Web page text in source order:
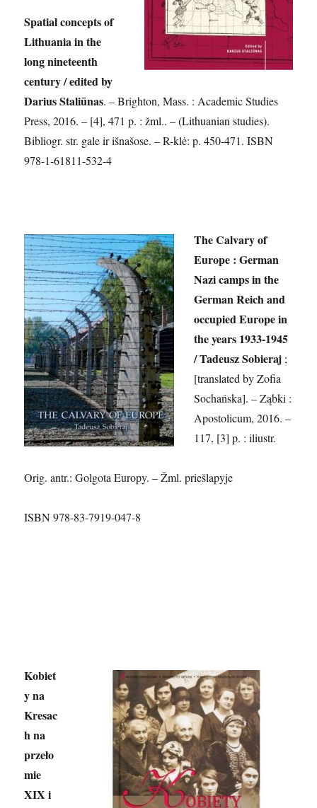
Spatial concepts of
Lithuania in the
long nineteenth
century / edited by
Darius Staliūnas. – Brighton, Mass. : Academic Studies
Press, 2016. – [4], 471 p. : žml.. – (Lithuanian studies).
Bibliogr. str. gale ir išnašose. – R-klė: p. 450-471. ISBN
978-1-61811-532-4
The Calvary of
Europe : German
Nazi camps in the
German Reich and
occupied Europe in
the years 1933-1945
/ Tadeusz Sobieraj ;
[translated by Zofia
Sochańska]. – Ząbki :
Apostolicum, 2016. –
117, [3] p. : iliustr.
Orig. antr.: Golgota Europy. – Žml. priešlapyje
ISBN 978-83-7919-047-8
Kobiet
y na
Kresac
h na
przeło
mie
XIX i